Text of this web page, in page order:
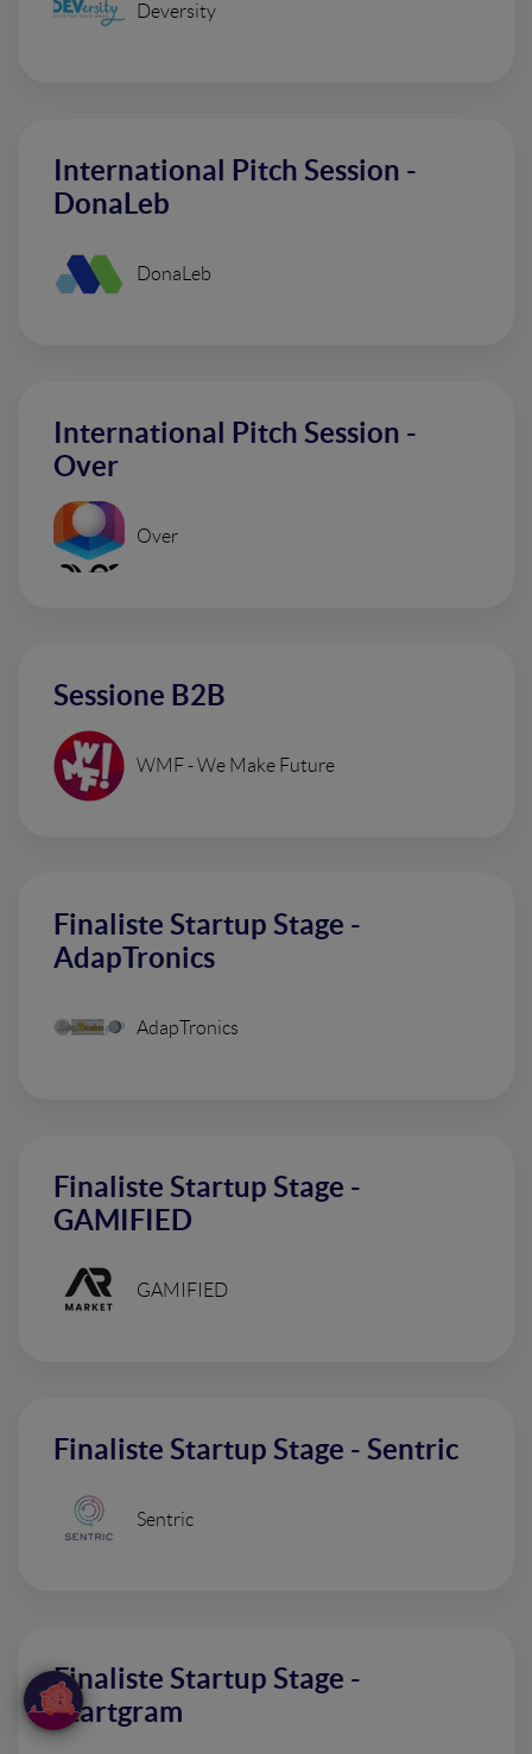
Deversity
International Pitch Session -
DonaLeb
DonaLeb
International Pitch Session -
Over
Over
Sessione B2B
WMF - We Make Future
Finaliste Startup Stage -
AdapTronics
AdapTronics
Finaliste Startup Stage -
GAMIFIED
GAMIFIED
Finaliste Startup Stage - Sentric
Sentric
Finaliste Startup Stage -
Startgram